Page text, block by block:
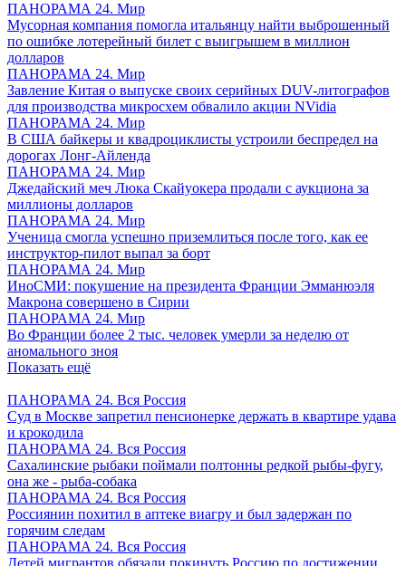
ПАНОРАМА 24. Мир
Мусорная компания помогла итальянцу найти выброшенный
по ошибке лотерейный билет с выигрышем в миллион
долларов
ПАНОРАМА 24. Мир
Завление Китая о выпуске своих серийных DUV-литографов
для производства микросхем обвалило акции NVidia
ПАНОРАМА 24. Мир
В США байкеры и квадроциклисты устроили беспредел на
дорогах Лонг-Айленда
ПАНОРАМА 24. Мир
Джедайский меч Люка Скайуокера продали с аукциона за
миллионы долларов
ПАНОРАМА 24. Мир
Ученица смогла успешно приземлиться после того, как ее
инструктор-пилот выпал за борт
ПАНОРАМА 24. Мир
ИноСМИ: покушение на президента Франции Эмманюэля
Макрона совершено в Сирии
ПАНОРАМА 24. Мир
Во Франции более 2 тыс. человек умерли за неделю от
аномального зноя
Показать ещё
ПАНОРАМА 24. Вся Россия
Суд в Москве запретил пенсионерке держать в квартире удава
и крокодила
ПАНОРАМА 24. Вся Россия
Сахалинские рыбаки поймали полтонны редкой рыбы-фугу,
она же - рыба-собака
ПАНОРАМА 24. Вся Россия
Россиянин похитил в аптеке виагру и был задержан по
горячим следам
ПАНОРАМА 24. Вся Россия